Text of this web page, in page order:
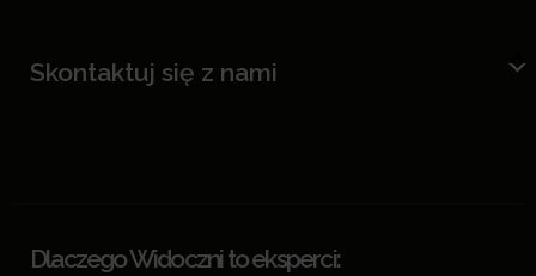
Skontaktuj się z nami
Dlaczego Widoczni to eksperci: